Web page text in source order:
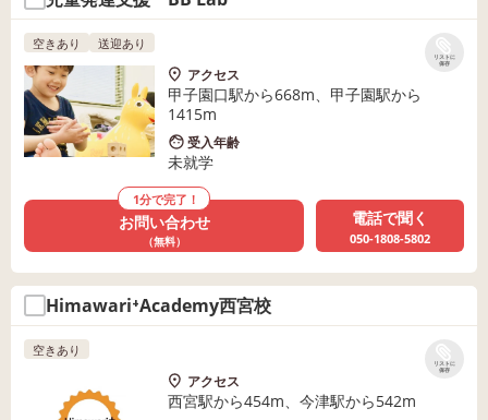
リストに
保存
空きあり 送迎あり
アクセス
甲子園口駅から668m、甲子園駅から
1415m
受入年齢
未就学
1分で完了！
お問い合わせ
（無料）
電話で聞く
050-1808-5802
Himawari⁺Academy西宮校
リストに
保存
空きあり
アクセス
西宮駅から454m、今津駅から542m